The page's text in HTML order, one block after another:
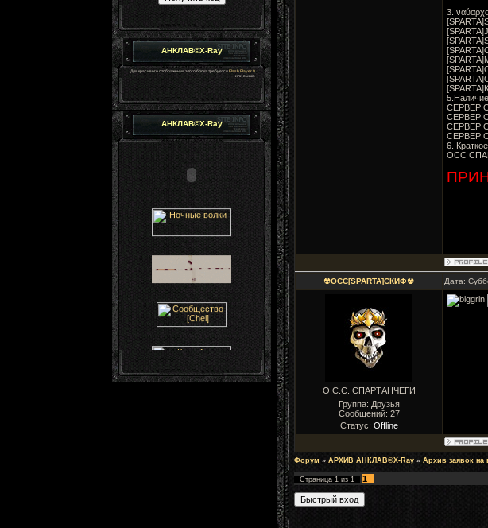
АНКЛАВ©X-Ray
Для красивого отображения этого блока требуетсяFlash Player 9
или выше.
АНКЛАВ©X-Ray
3.
СЕРВЕР
СЕРВЕР
СЕРВЕР
СЕРВЕР
6.
ОСС
☢ОСС[SPARTA]СКИФ☢ Дата:
О.С.С. СПАРТАНЧЕГИ
Группа: Друзья
Сообщений: 27
Статус: Offline
Форум » АРХИВ АНКЛАВ©X-Ray » Архив заявок на
Страница 1 из 1
1